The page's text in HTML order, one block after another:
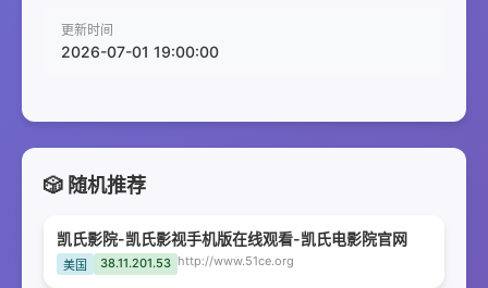
更新时间
2026-07-01 19:00:00
🎲 随机推荐
凯氏影院-凯氏影视手机版在线观看-凯氏电影院官网
美国 38.11.201.53 http://www.51ce.org